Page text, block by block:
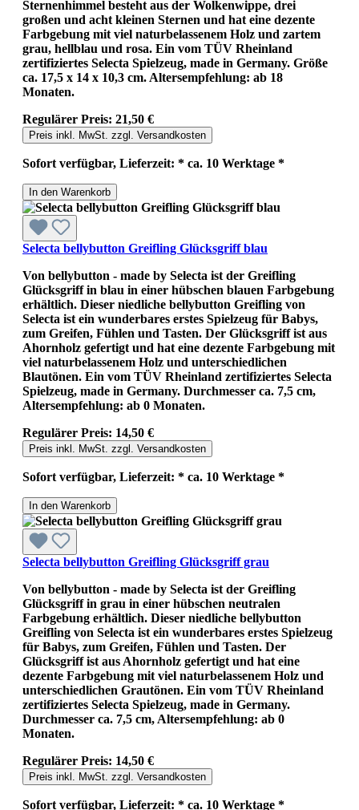
Sternenhimmel besteht aus der Wolkenwippe, drei
großen und acht kleinen Sternen und hat eine dezente
Farbgebung mit viel naturbelassenem Holz und zartem
grau, hellblau und rosa. Ein vom TÜV Rheinland
zertifiziertes Selecta Spielzeug, made in Germany. Größe
ca. 17,5 x 14 x 10,3 cm. Altersempfehlung: ab 18
Monaten.
Regulärer Preis: 21,50 €
Preis inkl. MwSt. zzgl. Versandkosten
Sofort verfügbar, Lieferzeit: * ca. 10 Werktage *
In den Warenkorb
Selecta bellybutton Greifling Glücksgriff blau
Von bellybutton - made by Selecta ist der Greifling
Glücksgriff in blau in einer hübschen blauen Farbgebung
erhältlich. Dieser niedliche bellybutton Greifling von
Selecta ist ein wunderbares erstes Spielzeug für Babys,
zum Greifen, Fühlen und Tasten. Der Glücksgriff ist aus
Ahornholz gefertigt und hat eine dezente Farbgebung mit
viel naturbelassenem Holz und unterschiedlichen
Blautönen. Ein vom TÜV Rheinland zertifiziertes Selecta
Spielzeug, made in Germany. Durchmesser ca. 7,5 cm,
Altersempfehlung: ab 0 Monaten.
Regulärer Preis: 14,50 €
Preis inkl. MwSt. zzgl. Versandkosten
Sofort verfügbar, Lieferzeit: * ca. 10 Werktage *
In den Warenkorb
Selecta bellybutton Greifling Glücksgriff grau
Von bellybutton - made by Selecta ist der Greifling
Glücksgriff in grau in einer hübschen neutralen
Farbgebung erhältlich. Dieser niedliche bellybutton
Greifling von Selecta ist ein wunderbares erstes Spielzeug
für Babys, zum Greifen, Fühlen und Tasten. Der
Glücksgriff ist aus Ahornholz gefertigt und hat eine
dezente Farbgebung mit viel naturbelassenem Holz und
unterschiedlichen Grautönen. Ein vom TÜV Rheinland
zertifiziertes Selecta Spielzeug, made in Germany.
Durchmesser ca. 7,5 cm, Altersempfehlung: ab 0
Monaten.
Regulärer Preis: 14,50 €
Preis inkl. MwSt. zzgl. Versandkosten
Sofort verfügbar, Lieferzeit: * ca. 10 Werktage *